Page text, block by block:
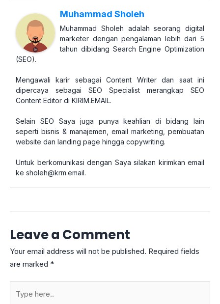
Muhammad Sholeh
Muhammad Sholeh adalah seorang digital
marketer dengan pengalaman lebih dari 5
tahun dibidang Search Engine Optimization
(SEO).
Mengawali karir sebagai Content Writer dan saat ini
dipercaya sebagai SEO Specialist merangkap SEO
Content Editor di KIRIM.EMAIL.
Selain SEO Saya juga punya keahlian di bidang lain
seperti bisnis & manajemen, email marketing, pembuatan
website dan landing page hingga copywriting.
Untuk berkomunikasi dengan Saya silakan kirimkan email
ke sholeh@krm.email.
Leave a Comment
Your email address will not be published. Required fields
are marked *
here..